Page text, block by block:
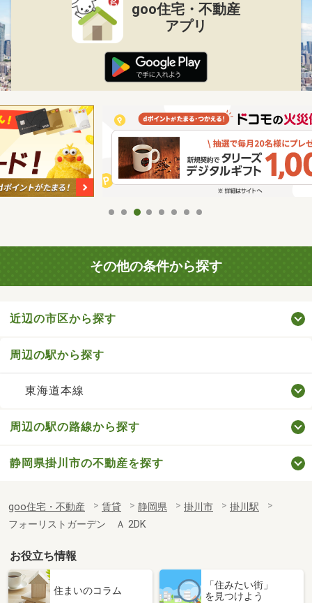
goo住宅・不動産
アプリ
その他の条件から探す
近辺の市区から探す
周辺の駅から探す
東海道本線
周辺の駅の路線から探す
静岡県掛川市の不動産を探す
goo住宅・不動産 賃貸 静岡県 掛川市
掛川駅
フォーリストガーデン Ａ 2DK
お役立ち情報
住まいのコラム
「住みたい街」
を見つけよう